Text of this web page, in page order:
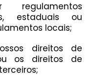
estaduais ou
locais;
direitos de
os direitos de